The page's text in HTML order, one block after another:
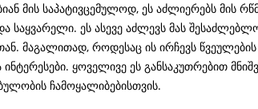
მის საპატივცემულოდ, ეს აძლიერებს მის
საყვარელი. ეს ასევე აძლევს მას
მაგალითად, როდესაც ის ირჩევს წვეულების
ყოველივე ეს განსაკუთრებით
ჩამოყალიბებისთვის.